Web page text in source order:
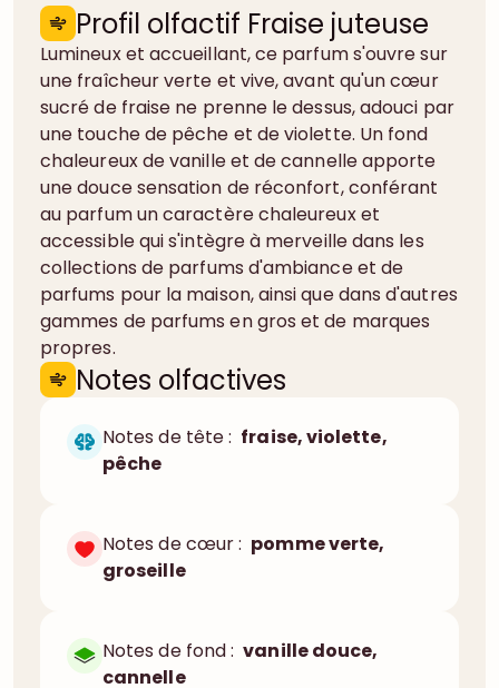
Profil olfactif Fraise juteuse
Lumineux et accueillant, ce parfum s'ouvre sur
une fraîcheur verte et vive, avant qu'un cœur
sucré de fraise ne prenne le dessus, adouci par
une touche de pêche et de violette. Un fond
chaleureux de vanille et de cannelle apporte
une douce sensation de réconfort, conférant
au parfum un caractère chaleureux et
accessible qui s'intègre à merveille dans les
collections de parfums d'ambiance et de
parfums pour la maison, ainsi que dans d'autres
gammes de parfums en gros et de marques
propres.
Notes olfactives
Notes de tête : fraise, violette,
pêche
Notes de cœur : pomme verte,
groseille
Notes de fond : vanille douce,
cannelle